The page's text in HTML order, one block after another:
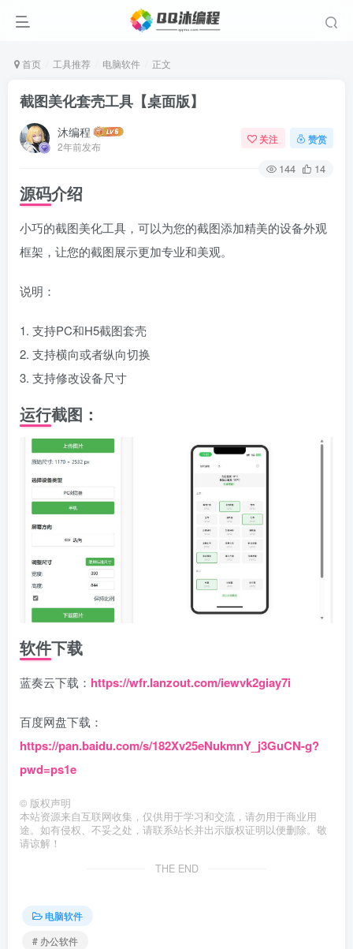
首页 工具推荐 电脑软件 正文
截图美化套壳工具【桌面版】
沐编程
2年前发布
关注 赞赏
144 14
源码介绍
小巧的截图美化工具，可以为您的截图添加精美的设备外观
框架，让您的截图展示更加专业和美观。
说明：
1. 支持PC和H5截图套壳
2. 支持横向或者纵向切换
3. 支持修改设备尺寸
运行截图：
软件下载
蓝奏云下载： https://wfr.lanzout.com/iewvk2giay7i
百度网盘下载：
https://pan.baidu.com/s/182Xv25eNukmnY_j3GuCN-g?
pwd=ps1e
© 版权声明
本站资源来自互联网收集，仅供用于学习和交流，请勿用于商业用
途。如有侵权、不妥之处，请联系站长并出示版权证明以便删除。敬
请谅解！
THE END
电脑软件
# 办公软件